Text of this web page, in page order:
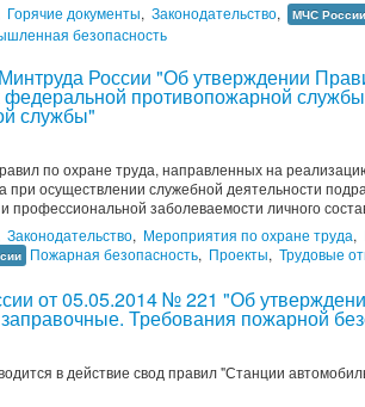
Горячие документы, Законодательство, МЧС России
безопасность
России "Об утверждении
федеральной противопожарной
службы"
по охране труда, направленных на
при осуществлении служебной деятельности
профессиональной заболеваемости личного
Законодательство, Мероприятия по охране труда,
Пожарная безопасность, Проекты, Трудовые
от 05.05.2014 № 221 "Об
Требования пожарной
в действие свод правил "Станции